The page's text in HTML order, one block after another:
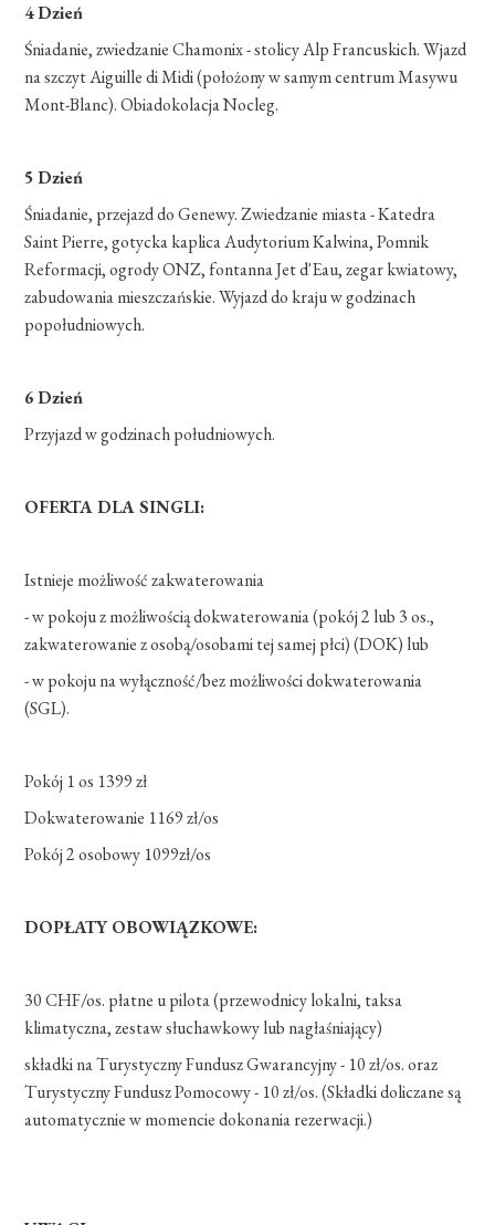
4 Dzień
Śniadanie, zwiedzanie Chamonix - stolicy Alp Francuskich. Wjazd
na szczyt Aiguille di Midi (położony w samym centrum Masywu
Mont-Blanc). Obiadokolacja Nocleg.
5 Dzień
Śniadanie, przejazd do Genewy. Zwiedzanie miasta - Katedra
Saint Pierre, gotycka kaplica Audytorium Kalwina, Pomnik
Reformacji, ogrody ONZ, fontanna Jet d'Eau, zegar kwiatowy,
zabudowania mieszczańskie. Wyjazd do kraju w godzinach
popołudniowych.
6 Dzień
Przyjazd w godzinach południowych.
OFERTA DLA SINGLI:
Istnieje możliwość zakwaterowania
- w pokoju z możliwością dokwaterowania (pokój 2 lub 3 os.,
zakwaterowanie z osobą/osobami tej samej płci) (DOK) lub
- w pokoju na wyłączność/bez możliwości dokwaterowania
(SGL).
Pokój 1 os 1399 zł
Dokwaterowanie 1169 zł/os
Pokój 2 osobowy 1099zł/os
DOPŁATY OBOWIĄZKOWE:
30 CHF/os. płatne u pilota (przewodnicy lokalni, taksa
klimatyczna, zestaw słuchawkowy lub nagłaśniający)
składki na Turystyczny Fundusz Gwarancyjny - 10 zł/os. oraz
Turystyczny Fundusz Pomocowy - 10 zł/os. (Składki doliczane są
automatycznie w momencie dokonania rezerwacji.)